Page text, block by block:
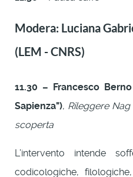
Modera: Luciana
(LEM - CNRS)
11.30 – Francesco
Sapienza"), Rileggere
scoperta
L’intervento intende
codicologiche,